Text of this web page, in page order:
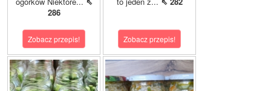
286
Zobacz przepis! Zobacz przepis!